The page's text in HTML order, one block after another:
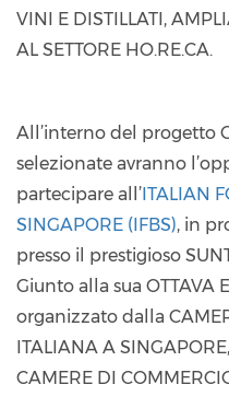
VINI E DISTILLATI,
AL SETTORE HO.RE.CA.
All’interno del progetto
selezionate avranno
partecipare all’ITALIAN
SINGAPORE (IFBS), in
presso il prestigioso
Giunto alla sua OTTAVA
organizzato dalla
ITALIANA A
CAMERE DI